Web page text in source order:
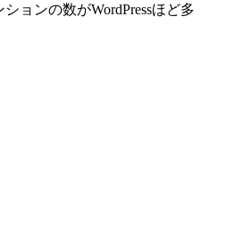
ョンの数がWordPressほど多